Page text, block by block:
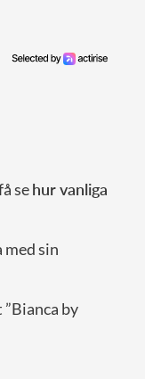
sehur vanliga
med sin
by